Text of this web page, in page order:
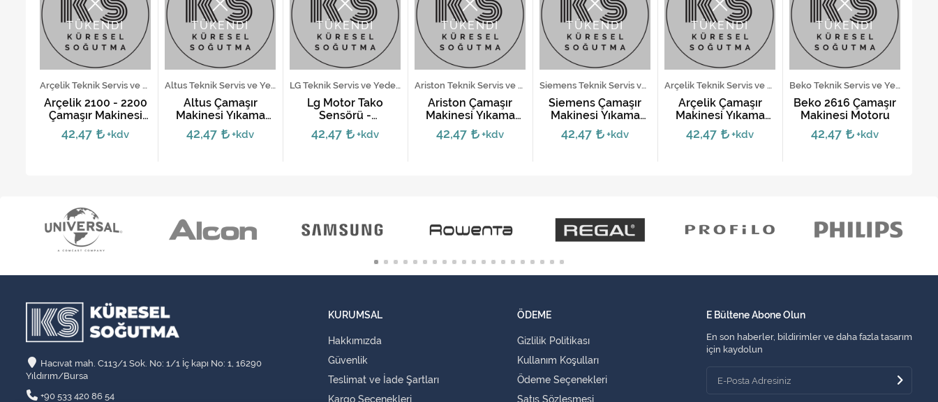
TÜKENDİ
Arçelik Teknik Servis ve Yedek Parça Hizmetleri
Arçelik 2100 - 2200
Çamaşır Makinesi
Motoru
42,47 +kdv
TÜKENDİ
Altus Teknik Servis ve Yedek Parça Hizmetleri
Altus Çamaşır
Makinesi Yıkama
Motoru - 7 ve 8
Soket
42,47 +kdv
TÜKENDİ
LG Teknik Servis ve Yedek Parça Hizmetleri
Lg Motor Tako
Sensörü -
6501KW2001A
42,47 +kdv
TÜKENDİ
Ariston Teknik Servis ve Yedek Parça Hizmetleri
Ariston Çamaşır
Makinesi Yıkama
Motoru
42,47 +kdv
TÜKENDİ
Siemens Teknik Servis ve Yedek Parça Hizmetleri
Siemens Çamaşır
Makinesi Yıkama
Motoru
42,47 +kdv
TÜKENDİ
Arçelik Teknik Servis ve Yedek Parça Hizmetleri
Arçelik Çamaşır
Makinesi Yıkama
Motoru (10 Soket
Kısa Ayak)
42,47 +kdv
TÜKENDİ
Beko Teknik Servis ve Yedek Parça Hizmetleri
Beko 2616 Çamaşır
Makinesi Motoru
42,47 +kdv
Hacıvat mah. C113/1 Sok. No: 1/1 İç kapı No: 1, 16290
Yıldırım/Bursa
+90 533 420 86 54
E Bültene Abone Olun
En son haberler, bildirimler ve daha fazla tasarım
için kaydolun
KURUMSAL
Hakkımızda
Güvenlik
Teslimat ve İade Şartları
Kargo Seçenekleri
ÖDEME
Gizlilik Politikası
Kullanım Koşulları
Ödeme Seçenekleri
Satış Sözleşmesi